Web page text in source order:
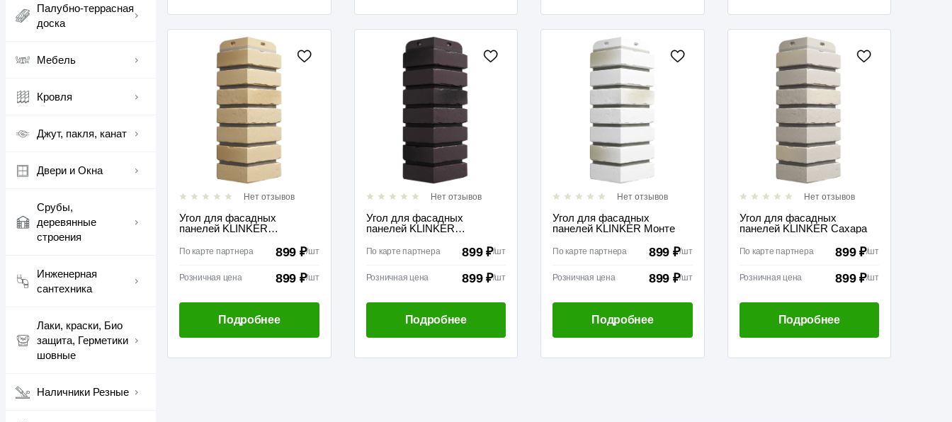
Палубно-террасная
доска
Мебель
Кровля
Джут, пакля, канат
Двери и Окна
Срубы,
деревянные
строения
Инженерная
сантехника
Лаки, краски, Био
защита, Герметики
шовные
Наличники Резные
Нет отзывов
Угол для фасадных
панелей KLINKER
По карте партнера 899 ₽/шт
Розничная цена 899 ₽/шт
Подробнее
Нет отзывов
Угол для фасадных
панелей KLINKER
По карте партнера 899 ₽/шт
Розничная цена 899 ₽/шт
Подробнее
Нет отзывов
Угол для фасадных
панелей KLINKER Монте
По карте партнера 899 ₽/шт
Розничная цена 899 ₽/шт
Подробнее
Нет отзывов
Угол для фасадных
панелей KLINKER Сахара
По карте партнера 899 ₽/шт
Розничная цена 899 ₽/шт
Подробнее